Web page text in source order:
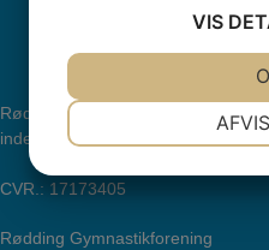
Rødding Gymnastikforening er
inden da har der været en god
CVR.: 17173405
Rødding Gymnastikforening
VIS